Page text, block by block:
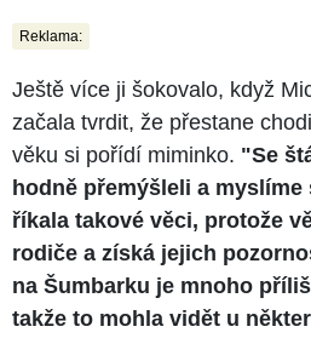
Reklama:
Ještě více ji šokovalo, když
začala tvrdit, že přestane
věku si pořídí miminko. "Se
hodně přemýšleli a myslíme
říkala takové věci, protože
rodiče a získá jejich
na Šumbarku je mnoho
takže to mohla vidět u